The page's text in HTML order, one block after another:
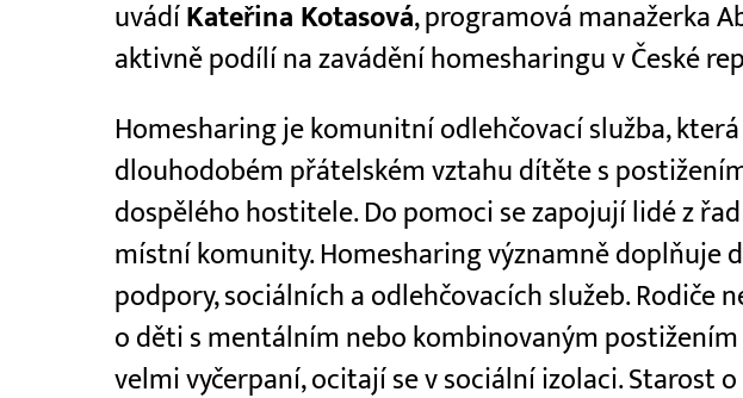
uvádí Kateřina Kotasová, programová manažerka
aktivně podílí na zavádění homesharingu v České
Homesharing je komunitní odlehčovací služba, která
dlouhodobém přátelském vztahu dítěte s
dospělého hostitele. Do pomoci se zapojují lidé z
místní komunity. Homesharing významně doplňuje
podpory, sociálních a odlehčovacích služeb. Rodiče
o děti s mentálním nebo kombinovaným
velmi vyčerpaní, ocitají se v sociální izolaci. Starost